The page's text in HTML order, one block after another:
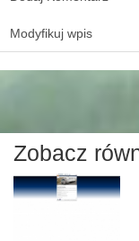
Modyfikuj wpis
Zobacz